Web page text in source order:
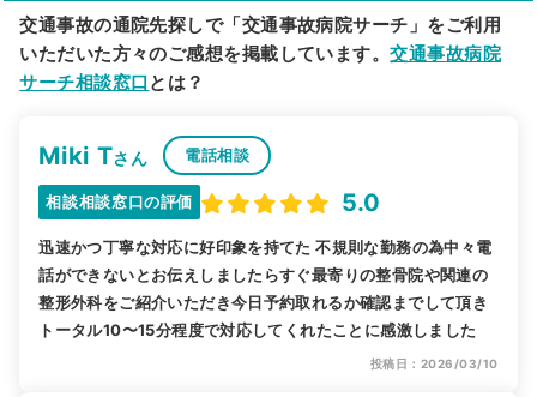
交通事故の通院先探しで「交通事故病院サーチ」をご利用
いただいた方々のご感想を掲載しています。交通事故病院
サーチ相談窓口 とは？
Miki Tさん 電話相談
相談相談窓口の評価 5.0
迅速かつ丁寧な対応に好印象を持てた 不規則な勤務の為中々電
話ができないとお伝えしましたらすぐ最寄りの整骨院や関連の
整形外科をご紹介いただき今日予約取れるか確認までして頂き
トータル10〜15分程度で対応してくれたことに感激しました
投稿日：2026/03/10